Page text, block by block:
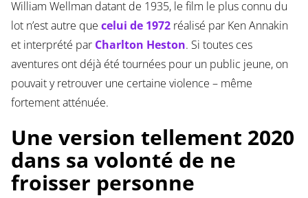
William Wellman datant de 1935, le film le plus connu du
lot n’est autre que celui de 1972réalisé par Ken Annakin
et interprété par Charlton Heston. Si toutes ces
aventures ont déjà été tournées pour un public jeune, on
pouvait y retrouver une certaine violence – même
fortement atténuée.
Une version tellement 2020
dans sa volonté de ne
froisser personne